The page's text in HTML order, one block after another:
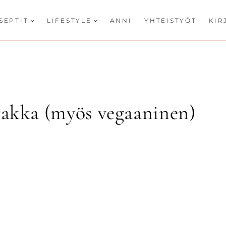
LIFESTYLE ANNI YHTEISTYÖT
(myös vegaaninen)